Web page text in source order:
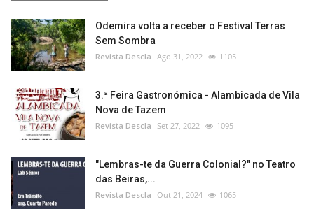
Odemira volta a receber o Festival Terras
Sem Sombra
Revista Descla Ago 31, 2022 1105
3.ª Feira Gastronómica - Alambicada de Vila
Nova de Tazem
Revista Descla Set 27, 2022 1095
"Lembras-te da Guerra Colonial?" no Teatro
das Beiras,...
Revista Descla Out 21, 2024 1065